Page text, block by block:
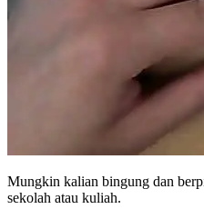
Mungkin kalian bingung dan
sekolah atau kuliah.